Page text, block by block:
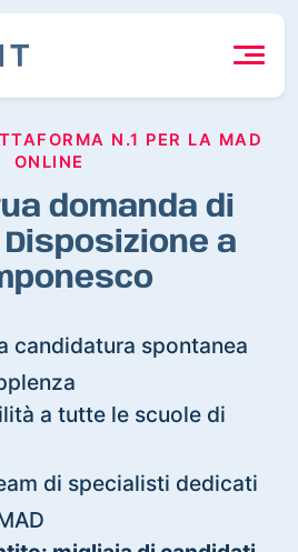
N.1 PER LA MAD
ONLINE
domanda di
a
candidatura spontanea
a tutte le scuole di
di specialisti dedicati